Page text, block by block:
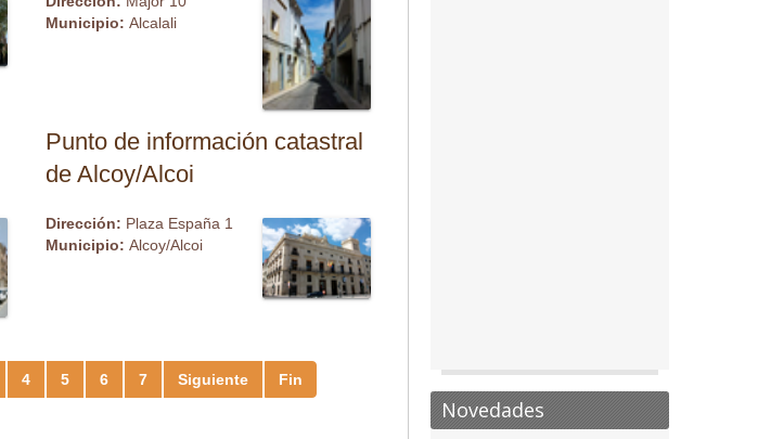
Municipio: Alcalali
Punto de información catastral
de Alcoy/Alcoi
Dirección: Plaza España 1
Municipio: Alcoy/Alcoi
4 5 6 7 Siguiente Fin
Novedades